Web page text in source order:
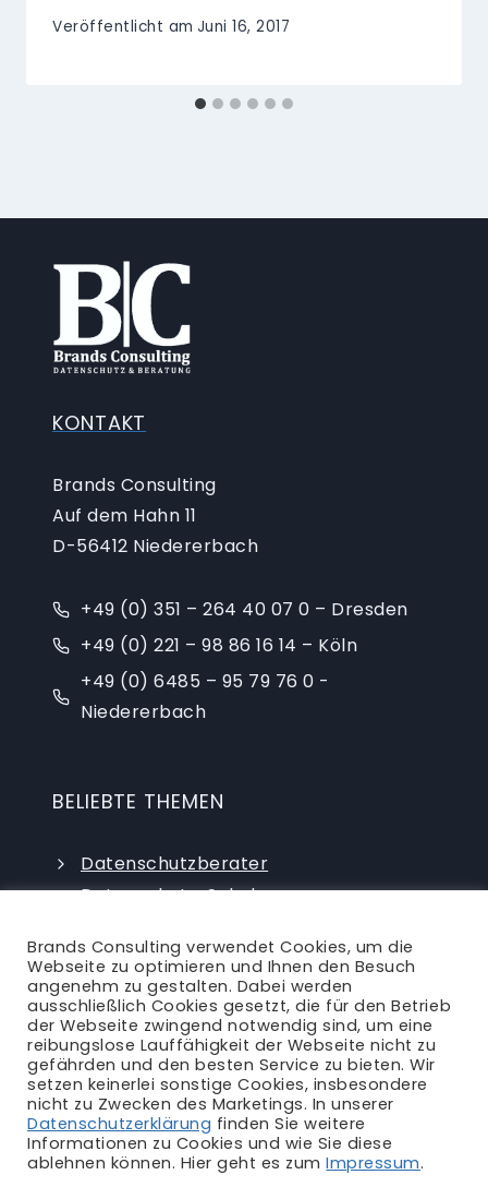
Veröffentlicht am Juni 16, 2017
KONTAKT
Brands Consulting
Auf dem Hahn 11
D-56412 Niedererbach
+49 (0) 351 – 264 40 07 0 – Dresden
+49 (0) 221 – 98 86 16 14 – Köln
+49 (0) 6485 – 95 79 76 0 -
Niedererbach
BELIEBTE THEMEN
Datenschutzberater
Datenschutz-Schulungen
externer Datenschutzbeauftragter
Ansprechpartner| Blog| Karriere|
Impressum|Datenschutzerklärung|AGB
Brands Consulting verwendet Cookies, um die
Webseite zu optimieren und Ihnen den Besuch
angenehm zu gestalten. Dabei werden
ausschließlich Cookies gesetzt, die für den Betrieb
der Webseite zwingend notwendig sind, um eine
reibungslose Lauffähigkeit der Webseite nicht zu
gefährden und den besten Service zu bieten. Wir
setzen keinerlei sonstige Cookies, insbesondere
nicht zu Zwecken des Marketings. In unserer
Datenschutzerklärung finden Sie weitere
Informationen zu Cookies und wie Sie diese
ablehnen können. Hier geht es zumImpressum.